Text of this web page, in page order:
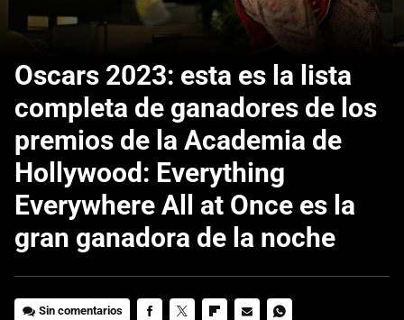
Oscars 2023: esta es la lista
completa de ganadores de los
premios de la Academia de
Hollywood: Everything
Everywhere All at Once es la
gran ganadora de la noche
Sin comentarios